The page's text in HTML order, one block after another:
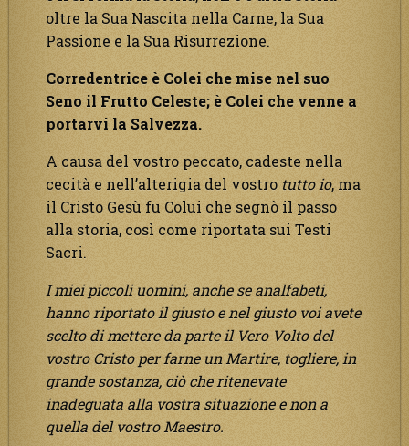
oltre la Sua Nascita nella Carne, la Sua
Passione e la Sua Risurrezione.
Corredentrice è Colei che mise nel suo
Seno il Frutto Celeste; è Colei che venne a
portarvi la Salvezza.
A causa del vostro peccato, cadeste nella
cecità e nell’alterigia del vostro tutto io, ma
il Cristo Gesù fu Colui che segnò il passo
alla storia, così come riportata sui Testi
Sacri.
I miei piccoli uomini, anche se analfabeti,
hanno riportato il giusto e nel giusto voi avete
scelto di mettere da parte il Vero Volto del
vostro Cristo per farne un Martire, togliere, in
grande sostanza, ciò che ritenevate
inadeguata alla vostra situazione e non a
quella del vostro Maestro.